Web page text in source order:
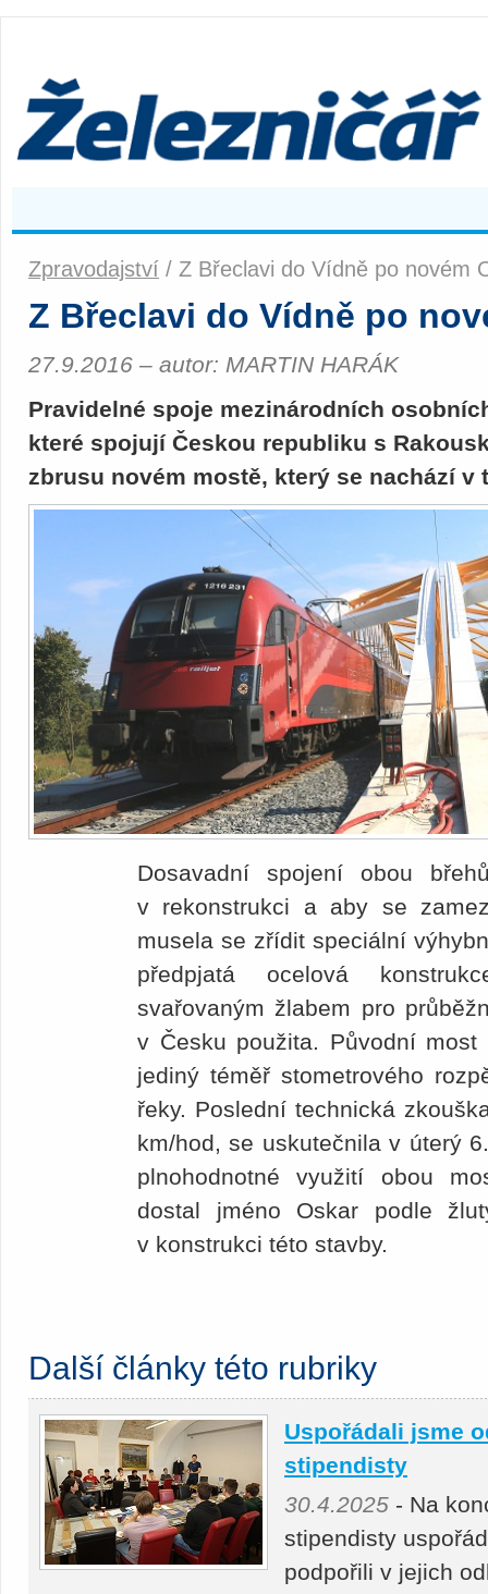
Zpravodajství / Z Břeclavi do Vídně po novém
Z Břeclavi do Vídně po
27.9.2016 – autor: MARTIN HARÁK
Pravidelné spoje mezinárodních
které spojují Českou republiku s
zbrusu novém mostě, který se nachází
Dosavadní spojení obou
v rekonstrukci a aby se
musela se zřídit speciální
předpjatá ocelová
svařovaným žlabem pro
v Česku použita. Původní
jediný téměř stometrového
řeky. Poslední technická
km/hod, se uskutečnila v úterý
plnohodnotné využití obou
dostal jméno Oskar podle
v konstrukci této stavby.
Další články této rubriky
Uspořádali jsme
stipendisty
30.4.2025 - Na
stipendisty
podpořili v jejich